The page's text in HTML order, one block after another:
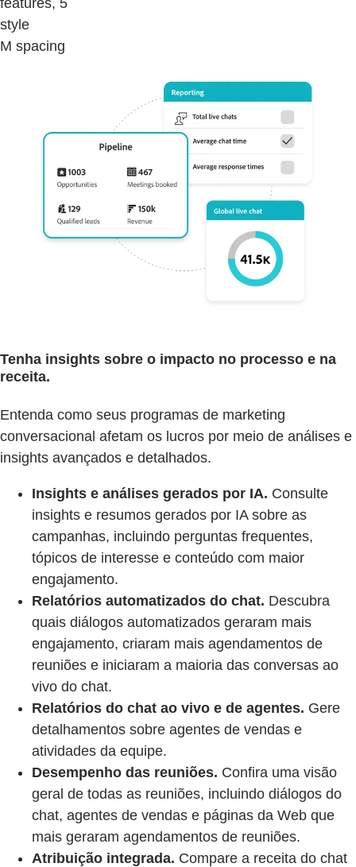
features, 5
style
M spacing
Tenha insights sobre o impacto no processo e na
receita.
Entenda como seus programas de marketing
conversacional afetam os lucros por meio de análises e
insights avançados e detalhados.
Insights e análises gerados por IA. Consulte
insights e resumos gerados por IA sobre as
campanhas, incluindo perguntas frequentes,
tópicos de interesse e conteúdo com maior
engajamento.
Relatórios automatizados do chat. Descubra
quais diálogos automatizados geraram mais
engajamento, criaram mais agendamentos de
reuniões e iniciaram a maioria das conversas ao
vivo do chat.
Relatórios do chat ao vivo e de agentes. Gere
detalhamentos sobre agentes de vendas e
atividades da equipe.
Desempenho das reuniões. Confira uma visão
geral de todas as reuniões, incluindo diálogos do
chat, agentes de vendas e páginas da Web que
mais geraram agendamentos de reuniões.
Atribuição integrada. Compare a receita do chat